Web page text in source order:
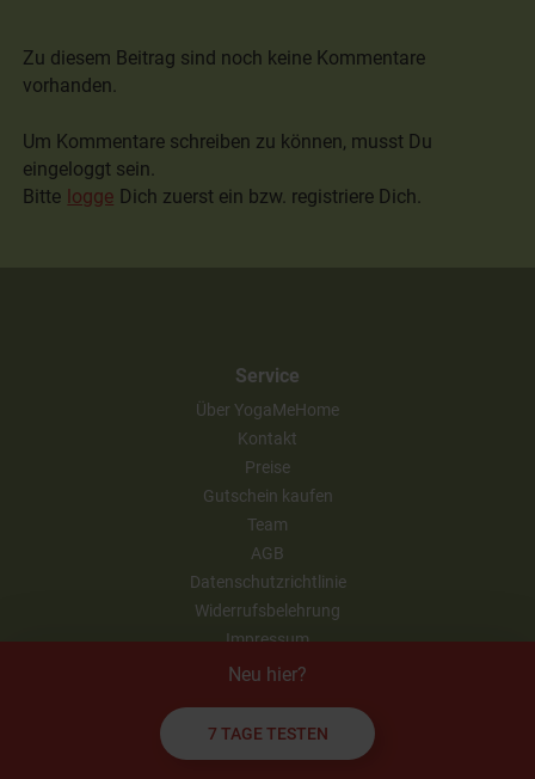
Zu diesem Beitrag sind noch keine Kommentare
vorhanden.
Um Kommentare schreiben zu können, musst Du
eingeloggt sein.
Bitte logge Dich zuerst ein bzw. registriere Dich.
Service
Über YogaMeHome
Kontakt
Preise
Gutschein kaufen
Team
AGB
Datenschutzrichtlinie
Widerrufsbelehrung
Impressum
Partner werden
Business Yoga für Unternehmen
Unsere Partner
Neu hier?
7 TAGE TESTEN